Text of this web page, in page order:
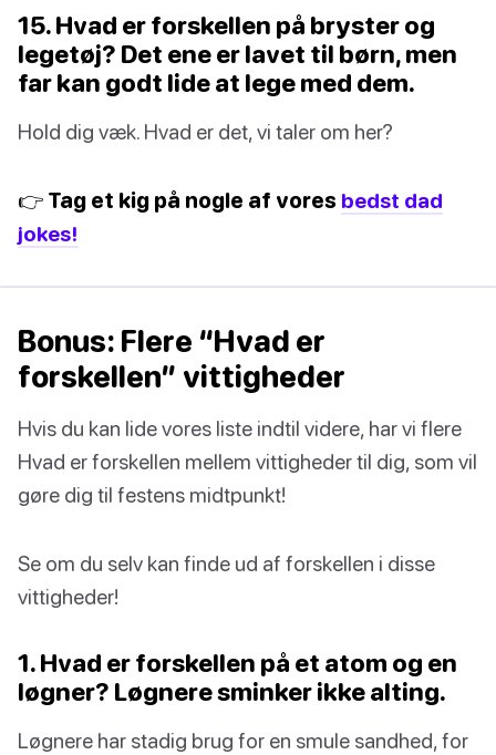
15. Hvad er forskellen på bryster og
legetøj? Det ene er lavet til børn, men
far kan godt lide at lege med dem.
Hold dig væk. Hvad er det, vi taler om her?
👉 Tag et kig på nogle af vores bedst dad
jokes!
Bonus: Flere “Hvad er
forskellen” vittigheder
Hvis du kan lide vores liste indtil videre, har vi flere
Hvad er forskellen mellem vittigheder til dig, som vil
gøre dig til festens midtpunkt!
Se om du selv kan finde ud af forskellen i disse
vittigheder!
1. Hvad er forskellen på et atom og en
løgner? Løgnere sminker ikke alting.
Løgnere har stadig brug for en smule sandhed, for